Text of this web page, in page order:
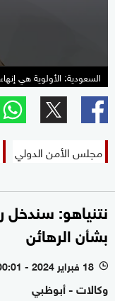
السعودية: الأولوية هي
مجلس الأمن الدولي
نتنياهو: سندخل
بشأن الرهائن
l 18 فبراير 2024 - 00:01 بتوقيت أبوظبي
وكالات - أبوظبي